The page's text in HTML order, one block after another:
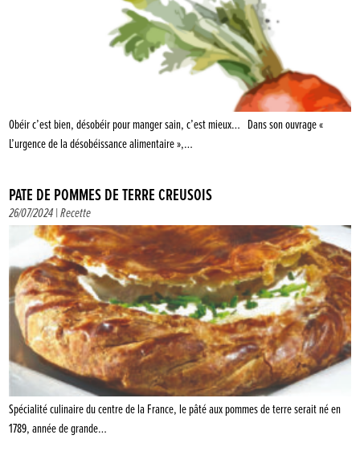
Obéir c’est bien, désobéir pour manger sain, c’est mieux… Dans son ouvrage «
L’urgence de la désobéissance alimentaire »,…
PÂTÉ DE POMMES DE TERRE CREUSOIS
26/07/2024 |Recette
Spécialité culinaire du centre de la France, le pâté aux pommes de terre serait né en
1789, année de grande…